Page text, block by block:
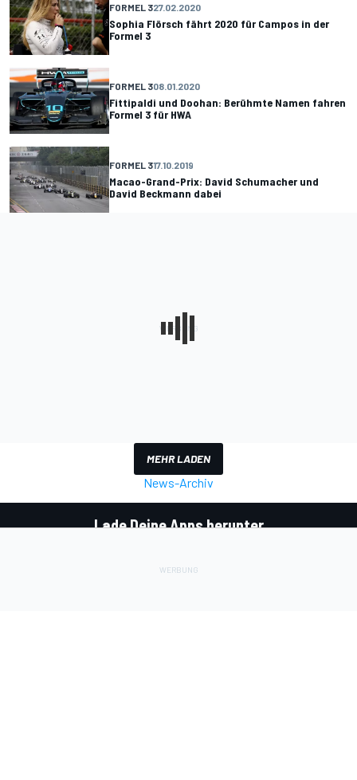
FORMEL 327.02.2020
Sophia Flörsch fährt 2020 für Campos in der
Formel 3
FORMEL 308.01.2020
Fittipaldi und Doohan: Berühmte Namen fahren
Formel 3 für HWA
FORMEL 317.10.2019
Macao-Grand-Prix: David Schumacher und
David Beckmann dabei
MEHR LADEN
News-Archiv
Lade Deine Apps herunter